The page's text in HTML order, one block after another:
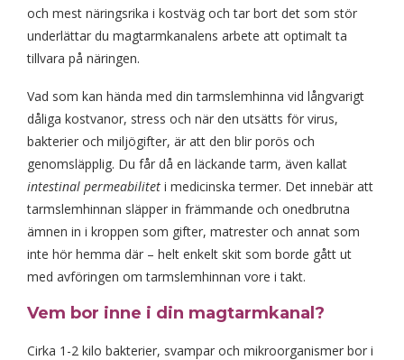
och mest näringsrika i kostväg och tar bort det som stör
underlättar du magtarmkanalens arbete att optimalt ta
tillvara på näringen.
Vad som kan hända med din tarmslemhinna vid långvarigt
dåliga kostvanor, stress och när den utsätts för virus,
bakterier och miljögifter, är att den blir porös och
genomsläpplig. Du får då en läckande tarm, även kallat
intestinal permeabilitet i medicinska termer. Det innebär att
tarmslemhinnan släpper in främmande och onedbrutna
ämnen in i kroppen som gifter, matrester och annat som
inte hör hemma där – helt enkelt skit som borde gått ut
med avföringen om tarmslemhinnan vore i takt.
Vem bor inne i din magtarmkanal?
Cirka 1-2 kilo bakterier, svampar och mikroorganismer bor i